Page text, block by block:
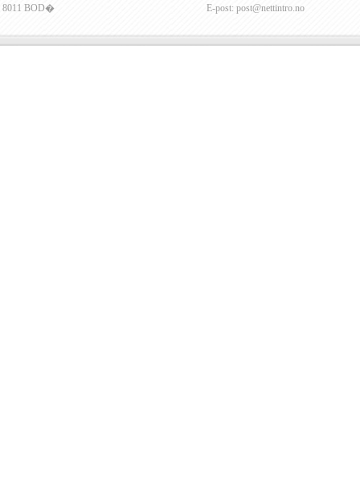
8011 BOD�
E-post: post@nettintro.no